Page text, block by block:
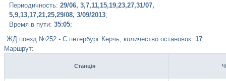
Периодичность: 29/06, 3,7,11,15,19,23,27,31/07,
5,9,13,17,21,25,29/08, 3/09/2013;
Время в пути: 35:05;
ЖД поезд №252 - С.петербург Керчь, количество остановок: 17.
Маршрут:
Станція